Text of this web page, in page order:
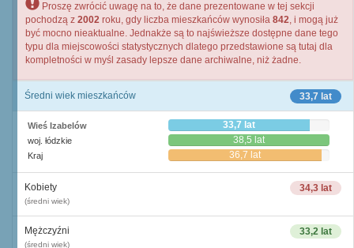
Proszę zwrócić uwagę na to, że dane prezentowane w tej sekcji
pochodzą z 2002 roku, gdy liczba mieszkańców wynosiła 842, i mogą już
być mocno nieaktualne. Jednakże są to najświeższe dostępne dane tego
typu dla miejscowości statystycznych dlatego przedstawione są tutaj dla
kompletności w myśl zasady lepsze dane archiwalne, niż żadne.
33,7 lat
Średni wiek mieszkańców
Wieś Izabelów 33,7 lat
woj. łódzkie 38,5 lat
Kraj 36,7 lat
34,3 lat
Kobiety
(średni wiek)
33,2 lat
Mężczyźni
(średni wiek)